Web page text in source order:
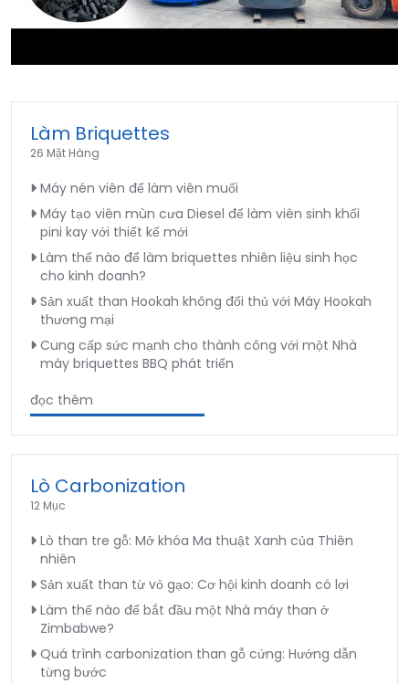
Làm Briquettes
26 Mặt Hàng
Máy nén viên để làm viên muối
Máy tạo viên mùn cưa Diesel để làm viên sinh khối
pini kay với thiết kế mới
Làm thế nào để làm briquettes nhiên liệu sinh học
cho kinh doanh?
Sản xuất than Hookah không đối thủ với Máy Hookah
thương mại
Cung cấp sức mạnh cho thành công với một Nhà
máy briquettes BBQ phát triển
đọc thêm
Lò Carbonization
12 Mục
Lò than tre gỗ: Mở khóa Ma thuật Xanh của Thiên
nhiên
Sản xuất than từ vỏ gạo: Cơ hội kinh doanh có lợi
Làm thế nào để bắt đầu một Nhà máy than ở
Zimbabwe?
Quá trình carbonization than gỗ cứng: Hướng dẫn
từng bước